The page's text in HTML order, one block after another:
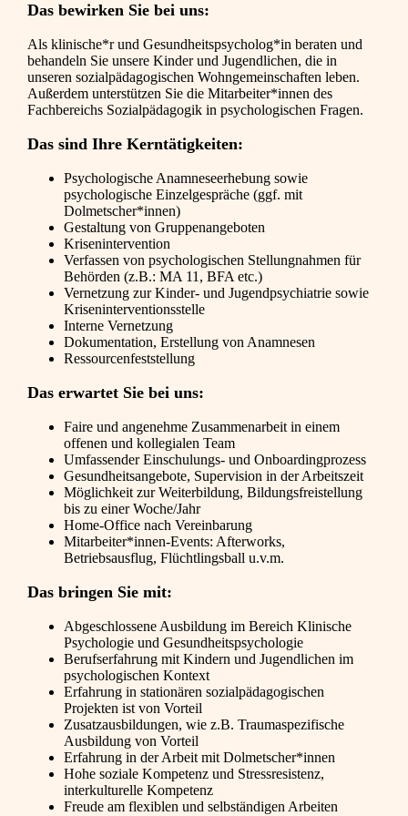
Das bewirken Sie bei uns:
Als klinische*r und Gesundheitspsycholog*in beraten und
behandeln Sie unsere Kinder und Jugendlichen, die in
unseren sozialpädagogischen Wohngemeinschaften leben.
Außerdem unterstützen Sie die Mitarbeiter*innen des
Fachbereichs Sozialpädagogik in psychologischen Fragen.
Das sind Ihre Kerntätigkeiten:
Psychologische Anamneseerhebung sowie
psychologische Einzelgespräche (ggf. mit
Dolmetscher*innen)
Gestaltung von Gruppenangeboten
Krisenintervention
Verfassen von psychologischen Stellungnahmen für
Behörden (z.B.: MA 11, BFA etc.)
Vernetzung zur Kinder- und Jugendpsychiatrie sowie
Kriseninterventionsstelle
Interne Vernetzung
Dokumentation, Erstellung von Anamnesen
Ressourcenfeststellung
Das erwartet Sie bei uns:
Faire und angenehme Zusammenarbeit in einem
offenen und kollegialen Team
Umfassender Einschulungs- und Onboardingprozess
Gesundheitsangebote, Supervision in der Arbeitszeit
Möglichkeit zur Weiterbildung, Bildungsfreistellung
bis zu einer Woche/Jahr
Home-Office nach Vereinbarung
Mitarbeiter*innen-Events: Afterworks,
Betriebsausflug, Flüchtlingsball u.v.m.
Das bringen Sie mit:
Abgeschlossene Ausbildung im Bereich Klinische
Psychologie und Gesundheitspsychologie
Berufserfahrung mit Kindern und Jugendlichen im
psychologischen Kontext
Erfahrung in stationären sozialpädagogischen
Projekten ist von Vorteil
Zusatzausbildungen, wie z.B. Traumaspezifische
Ausbildung von Vorteil
Erfahrung in der Arbeit mit Dolmetscher*innen
Hohe soziale Kompetenz und Stressresistenz,
interkulturelle Kompetenz
Freude am flexiblen und selbständigen Arbeiten